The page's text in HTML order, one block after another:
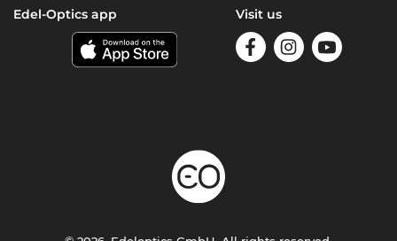
Edel-Optics app Visit us